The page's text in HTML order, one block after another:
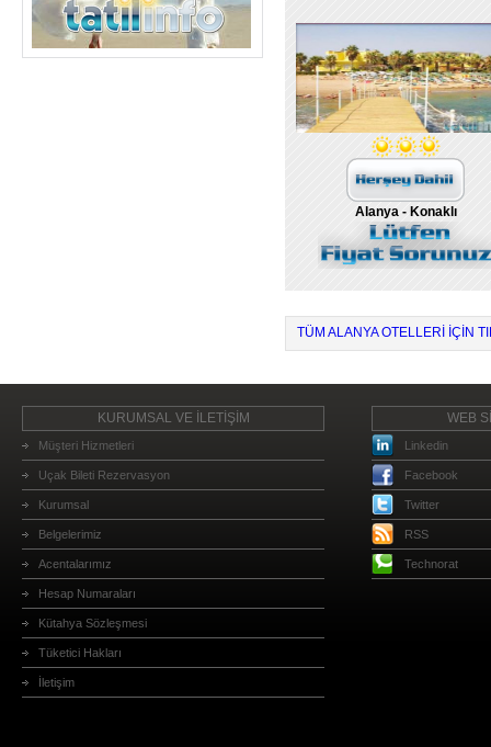
Alanya - Konaklı
TÜM ALANYA OTELLERI IÇIN
KURUMSAL VE İLETİŞİM
Müşteri Hizmetleri
Uçak Bileti Rezervasyon
Kurumsal
Belgelerimiz
Acentalarımız
Hesap Numaraları
Kütahya Sözleşmesi
Tüketici Hakları
İletişim
WEB
Linkedin
Facebook
Twitter
RSS
Technorat